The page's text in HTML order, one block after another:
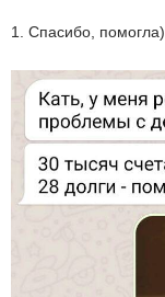
1. Спасибо, помогла)